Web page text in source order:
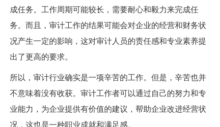
成任务。工作周期可能较长，需要耐心和毅力来完成任
务。而且，审计工作的结果可能会对企业的经营和财务状
况产生一定的影响，这对审计人员的责任感和专业素养提
出了更高的要求。
所以，审计行业确实是一项辛苦的工作。但是，辛苦也并
不意味着没有收获。审计工作者可以通过自己的努力和专
业能力，为企业提供有价值的建议，帮助企业改进经营状
况，这也是一种职业成就和满足感。